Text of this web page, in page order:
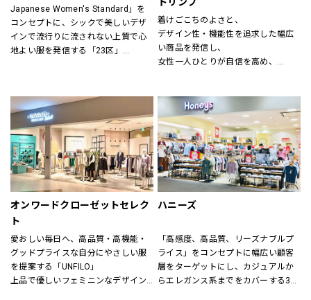
ー(NATURAL LAUNDRY)、グリン
(grin)、トリッペン（trippen）、カン
ペール（CAMPER）、ユウコイマニ
シ（yuko imanishi+）、ボンメゾン
レドラン（CLEDRAN）、アンパサン
ド（Ampersand）、ヒラメキ
（HIRAMEKI）、ビュレ
（BEAURE）、ポンタタ
（POMTATA）、カンポマッジ
（CAMPOMAGGI）、ラノジュエリー
（Lano）、コズリ（Causerie）、サ
ンリット（Sunlit）、タビトジュエリ
(Mallet)
Japanese Women's Standard」を
コンセプトに、シックで美しいデザ
インで流行りに流されない上質で心
地よい服を発信する「23区」
進化し続ける伝統を原点に、常に時
代性にマッチした「ネクスト・トラ
ッド」のライフスタイルを提案する
「J.PRESS」
公式オンラインストア「ONWARD
CROSSET」でお選びいただいた商品
を取り寄せて、店舗にてご試着、ご
購入いただける「クリック&トライ」
着けごこちのよさと、
デザイン性・機能性を追求した幅広
い商品を発信し、
女性一人ひとりが自信を高め、
オンワードクローゼットセレク
ト
愛おしい毎日へ、高品質・高機能・
グッドプライスな自分にやさしい服
を提案する「UNFILO」
上品で優しいフェミニンなデザイン
ハニーズ
「高感度、高品質、リーズナブルプ
ライス」をコンセプトに幅広い顧客
層をターゲットにし、カジュアルか
らエレガンス系までをカバーする3ブ